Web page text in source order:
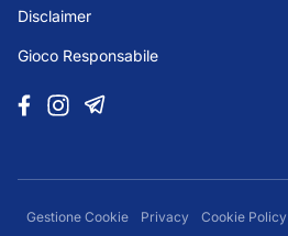
Disclaimer
Gioco Responsabile
Gestione Cookie Privacy Cookie Policy